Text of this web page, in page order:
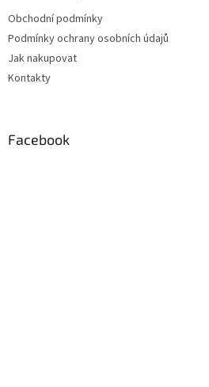
Obchodní podmínky
Podmínky ochrany osobních údajů
Jak nakupovat
Kontakty
Facebook